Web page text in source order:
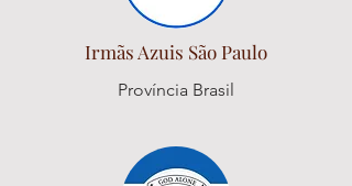
Irmãs Azuis São Paulo
Província Brasil